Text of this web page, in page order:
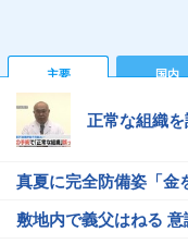
主要 国内
正常な組織
真夏に完全防備姿「金
敷地内で義父はねる